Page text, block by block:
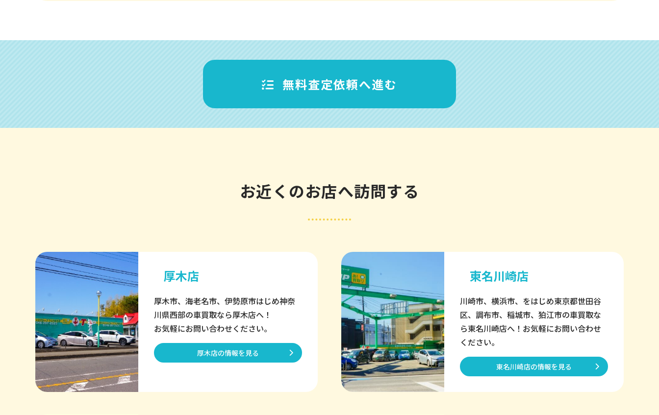
無料査定依頼へ進む
お近くのお店へ訪問する
厚木店
厚木市、海老名市、伊勢原市はじめ神奈
川県西部の車買取なら厚木店へ！
お気軽にお問い合わせください。
厚木店の情報を見る
東名川崎店
川崎市、横浜市、をはじめ東京都世田谷
区、調布市、稲城市、狛江市の車買取な
ら東名川崎店へ！お気軽にお問い合わせ
ください。
東名川崎店の情報を見る